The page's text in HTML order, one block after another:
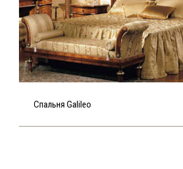
Спальня Galileo